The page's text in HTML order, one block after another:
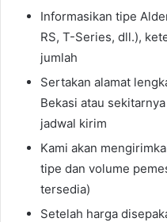
Informasikan tipe
RS, T-Series, dll.),
jumlah
Sertakan alamat
Bekasi atau
jadwal kirim
Kami akan
tipe dan volume
tersedia)
Setelah harga